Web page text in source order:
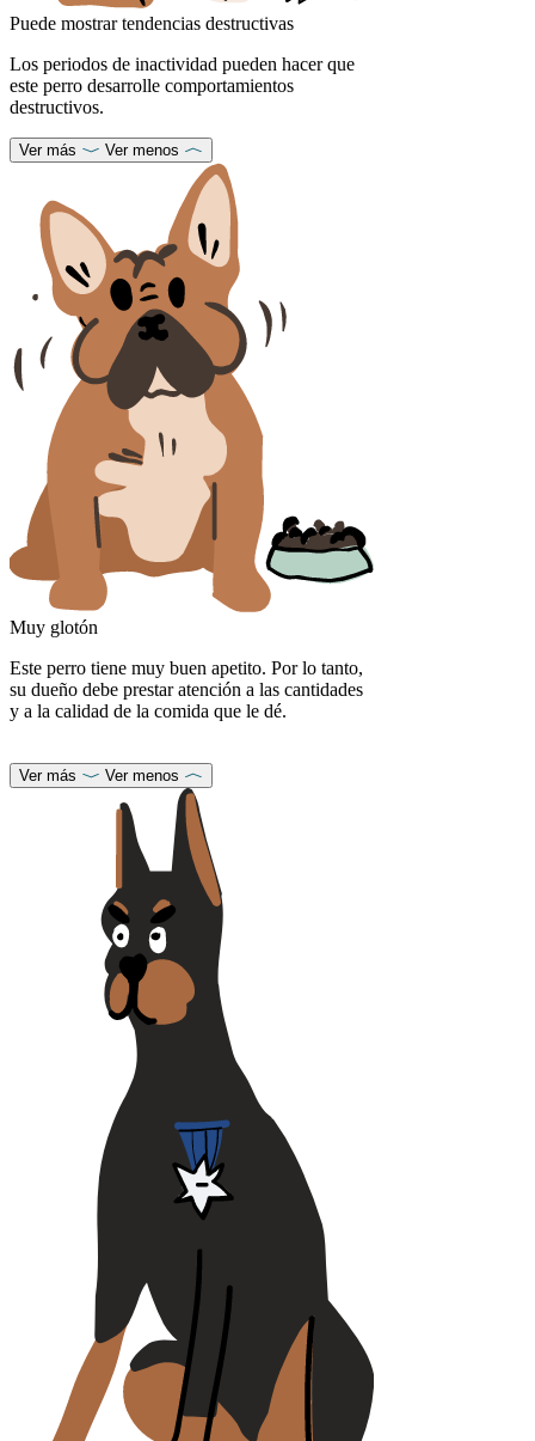
Puede mostrar tendencias destructivas
Los periodos de inactividad pueden hacer que
este perro desarrolle comportamientos
destructivos.
Ver más Ver menos
Muy glotón
Este perro tiene muy buen apetito. Por lo tanto,
su dueño debe prestar atención a las cantidades
y a la calidad de la comida que le dé.
Ver más Ver menos